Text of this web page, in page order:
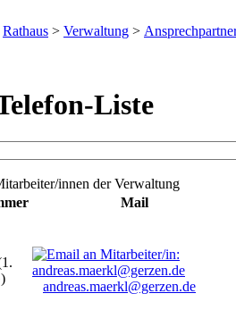
Rathaus > Verwaltung >
Liste
innen der Verwaltung
Mail
andreas.maerkl@gerzen.de